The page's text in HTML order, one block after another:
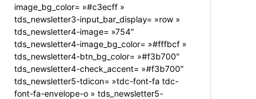
image_bg_color= »#c3ecff »
tds_newsletter3-input_bar_display= »row »
tds_newsletter4-image= »754″
tds_newsletter4-image_bg_color= »#fffbcf »
tds_newsletter4-btn_bg_color= »#f3b700″
tds_newsletter4-check_accent= »#f3b700″
tds_newsletter5-tdicon= »tdc-font-fa tdc-
font-fa-envelope-o » tds_newsletter5-